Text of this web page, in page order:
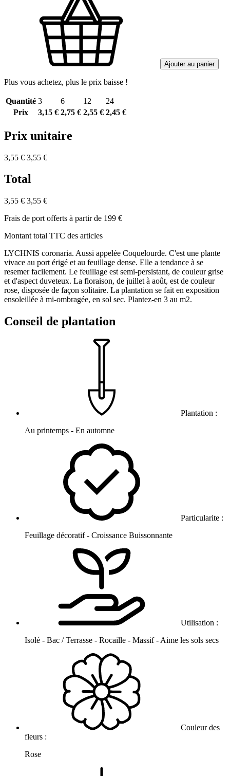
Ajouter au panier
Plus vous achetez, plus le prix baisse !
Quantité 3 6 12
24
Prix
3,15 € 2,75 € 2,55 € 2,45 €
Prix unitaire
3,55 € 3,55 €
Total
3,55 € 3,55 €
Frais de port offerts à partir de 199 €
Montant total TTC des articles
LYCHNIS coronaria. Aussi appelée Coquelourde. C'est une plante
vivace au port érigé et au feuillage dense. Elle a tendance à se
resemer facilement. Le feuillage est semi-persistant, de couleur grise
et d'aspect duveteux. La floraison, de juillet à août, est de couleur
rose, disposée de façon solitaire. La plantation se fait en exposition
ensoleillée à mi-ombragée, en sol sec. Plantez-en 3 au m2.
Conseil de plantation
Plantation :
Au printemps - En automne
Particularite :
Feuillage décoratif - Croissance Buissonnante
Utilisation :
Isolé - Bac / Terrasse - Rocaille - Massif - Aime les sols secs
Couleur des
fleurs :
Rose